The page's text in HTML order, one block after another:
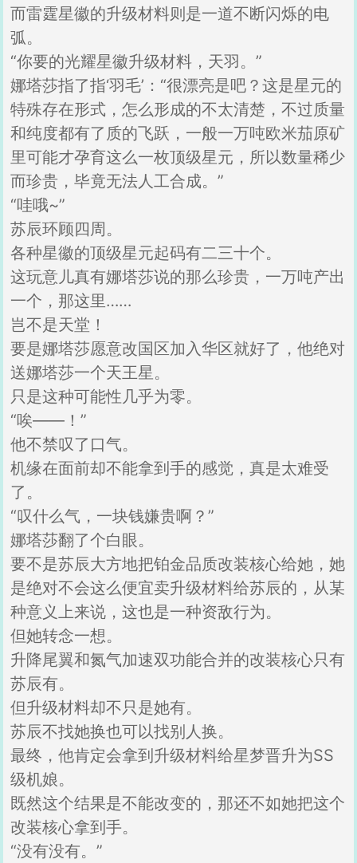
而雷霆星徽的升级材料则是一道不断闪烁的电
弧。
“你要的光耀星徽升级材料，天羽。”
娜塔莎指了指‘羽毛’：“很漂亮是吧？这是星元的
特殊存在形式，怎么形成的不太清楚，不过质量
和纯度都有了质的飞跃，一般一万吨欧米茄原矿
里可能才孕育这么一枚顶级星元，所以数量稀少
而珍贵，毕竟无法人工合成。”
“哇哦~”
苏辰环顾四周。
各种星徽的顶级星元起码有二三十个。
这玩意儿真有娜塔莎说的那么珍贵，一万吨产出
一个，那这里……
岂不是天堂！
要是娜塔莎愿意改国区加入华区就好了，他绝对
送娜塔莎一个天王星。
只是这种可能性几乎为零。
“唉——！”
他不禁叹了口气。
机缘在面前却不能拿到手的感觉，真是太难受
了。
“叹什么气，一块钱嫌贵啊？”
娜塔莎翻了个白眼。
要不是苏辰大方地把铂金品质改装核心给她，她
是绝对不会这么便宜卖升级材料给苏辰的，从某
种意义上来说，这也是一种资敌行为。
但她转念一想。
升降尾翼和氮气加速双功能合并的改装核心只有
苏辰有。
但升级材料却不只是她有。
苏辰不找她换也可以找别人换。
最终，他肯定会拿到升级材料给星梦晋升为SS
级机娘。
既然这个结果是不能改变的，那还不如她把这个
改装核心拿到手。
“没有没有。”